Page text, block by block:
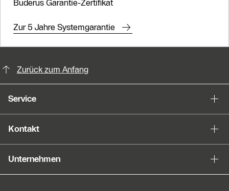
Buderus Garantie-Zertifikat
Zur 5 Jahre Systemgarantie
Zurück zum Anfang
Service
Kontakt
Unternehmen